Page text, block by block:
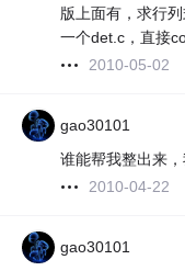
版上面有，求行
一个det.c，直接
2010-05-02
gao30101
谁能帮我整出来，
2010-04-22
gao30101